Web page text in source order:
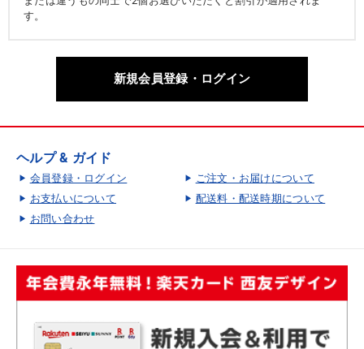
す。
新規会員登録・ログイン
ヘルプ & ガイド
会員登録・ログイン
ご注文・お届けについて
お支払いについて
配送料・配送時期について
お問い合わせ